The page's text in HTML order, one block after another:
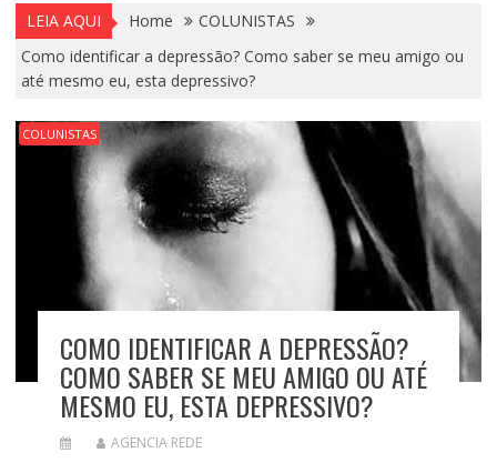
LEIA AQUI Home
COLUNISTAS
Como identificar a depressão? Como saber se meu amigo ou
até mesmo eu, esta depressivo?
COLUNISTAS
COMO IDENTIFICAR A DEPRESSÃO?
COMO SABER SE MEU AMIGO OU ATÉ
MESMO EU, ESTA DEPRESSIVO?
AGENCIA REDE